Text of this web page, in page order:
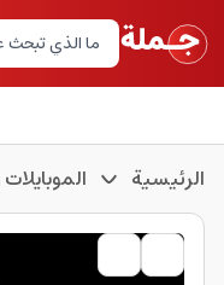
الرئيسية